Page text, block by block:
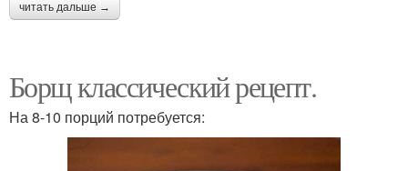
читать дальше →
Борщ классический рецепт.
На 8-10 порций потребуется: